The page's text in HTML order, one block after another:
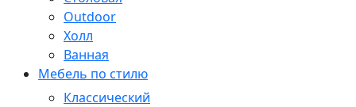
Outdoor
Холл
Ванная
Мебель по стилю
Классический